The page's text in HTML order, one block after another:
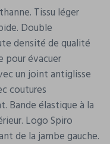
Tissu léger
Double
densité de qualité
pour évacuer
un joint antiglisse
coutures
Bande élastique à la
Logo Spiro
de la jambe gauche.